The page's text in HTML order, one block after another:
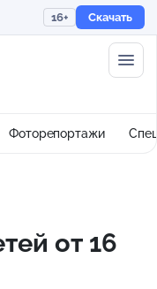
16+ Скачать
Фоторепортажи
от 16